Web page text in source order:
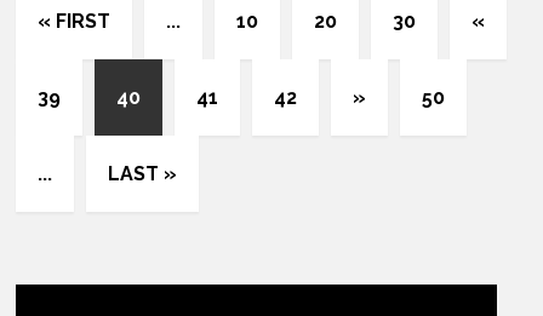
« FIRST ... 10 20 30 «
39 40 41 42 » 50
... LAST »